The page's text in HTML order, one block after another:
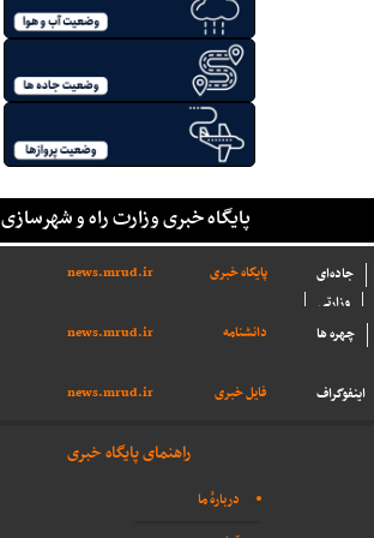
پایگاه خبری وزارت راه و شهرسازی
پایگاه خبری news.mrud.ir جاده‌ای
وزارتی
دانشنامه
news.mrud.ir چهره ها
فایل خبری news.mrud.ir اینفوگراف
راهنمای پایگاه خبری
دربارهٔ ما